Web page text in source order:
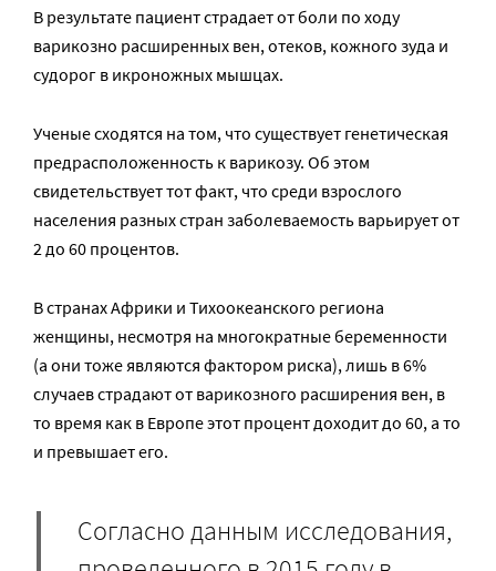
В результате пациент страдает от боли по ходу
варикозно расширенных вен, отеков, кожного зуда и
судорог в икроножных мышцах.
Ученые сходятся на том, что существует генетическая
предрасположенность к варикозу. Об этом
свидетельствует тот факт, что среди взрослого
населения разных стран заболеваемость варьирует от
2 до 60 процентов.
В странах Африки и Тихоокеанского региона
женщины, несмотря на многократные беременности
(а они тоже являются фактором риска), лишь в 6%
случаев страдают от варикозного расширения вен, в
то время как в Европе этот процент доходит до 60, а то
и превышает его.
Согласно данным исследования,